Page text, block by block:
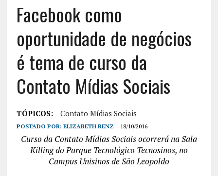
Facebook como
oportunidade de negócios
é tema de curso da
Contato Mídias Sociais
TÓPICOS: Contato Mídias Sociais
POSTADO POR: ELIZABETH RENZ 18/10/2016
Curso da Contato Mídias Sociais ocorrerá na Sala
Killing do Parque Tecnológico Tecnosinos, no
Campus Unisinos de São Leopoldo